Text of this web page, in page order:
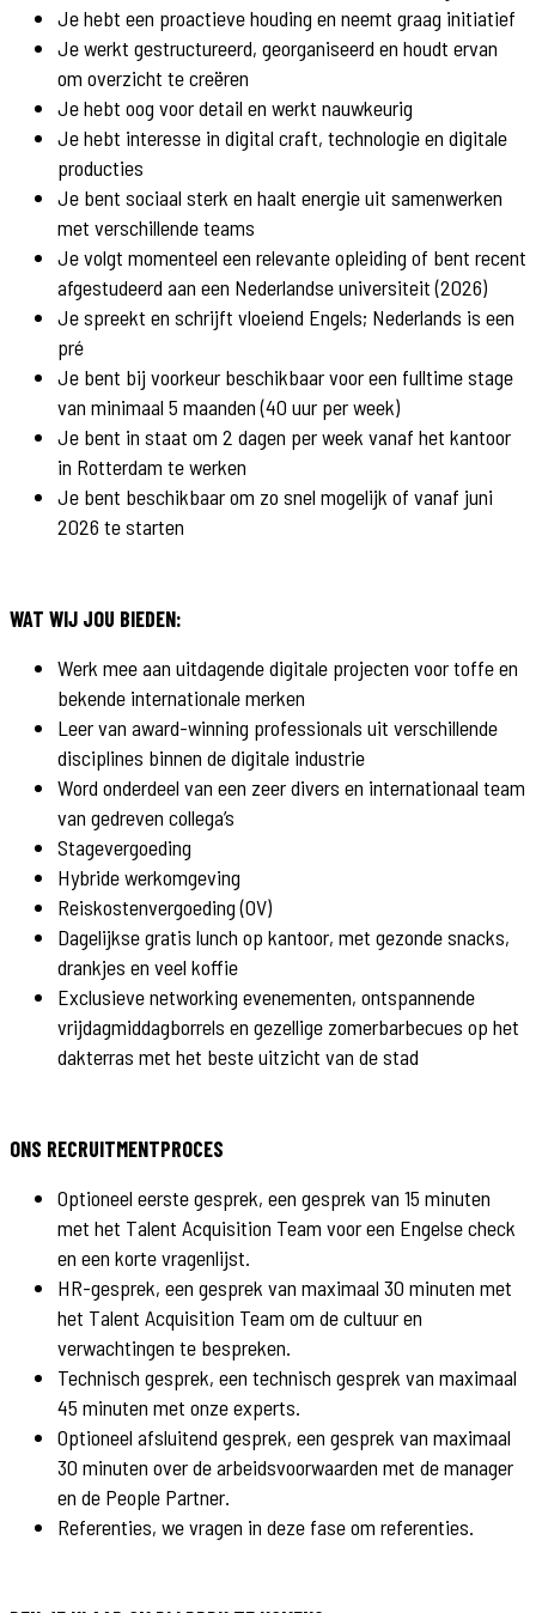
Je hebt een proactieve houding en neemt graag initiatief
Je werkt gestructureerd, georganiseerd en houdt ervan
om overzicht te creëren
Je hebt oog voor detail en werkt nauwkeurig
Je hebt interesse in digital craft, technologie en digitale
producties
Je bent sociaal sterk en haalt energie uit samenwerken
met verschillende teams
Je volgt momenteel een relevante opleiding of bent recent
afgestudeerd aan een Nederlandse universiteit (2026)
Je spreekt en schrijft vloeiend Engels; Nederlands is een
pré
Je bent bij voorkeur beschikbaar voor een fulltime stage
van minimaal 5 maanden (40 uur per week)
Je bent in staat om 2 dagen per week vanaf het kantoor
in Rotterdam te werken
Je bent beschikbaar om zo snel mogelijk of vanaf juni
2026 te starten
WAT WIJ JOU BIEDEN:
Werk mee aan uitdagende digitale projecten voor toffe en
bekende internationale merken
Leer van award-winning professionals uit verschillende
disciplines binnen de digitale industrie
Word onderdeel van een zeer divers en internationaal team
van gedreven collega’s
Stagevergoeding
Hybride werkomgeving
Reiskostenvergoeding (OV)
Dagelijkse gratis lunch op kantoor, met gezonde snacks,
drankjes en veel koffie
Exclusieve networking evenementen, ontspannende
vrijdagmiddagborrels en gezellige zomerbarbecues op het
dakterras met het beste uitzicht van de stad
ONS RECRUITMENTPROCES
Optioneel eerste gesprek, een gesprek van 15 minuten
met het Talent Acquisition Team voor een Engelse check
en een korte vragenlijst.
HR-gesprek, een gesprek van maximaal 30 minuten met
het Talent Acquisition Team om de cultuur en
verwachtingen te bespreken.
Technisch gesprek, een technisch gesprek van maximaal
45 minuten met onze experts.
Optioneel afsluitend gesprek, een gesprek van maximaal
30 minuten over de arbeidsvoorwaarden met de manager
en de People Partner.
Referenties, we vragen in deze fase om referenties.